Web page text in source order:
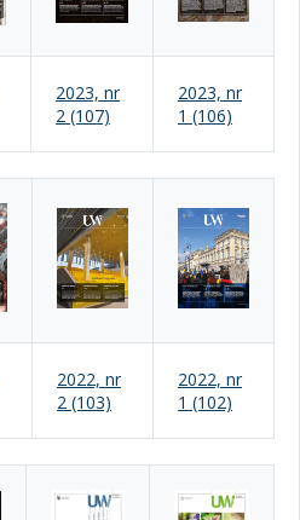
2023, nr
2 (107)
2023, nr
1 (106)
2022, nr
2 (103)
2022, nr
1 (102)